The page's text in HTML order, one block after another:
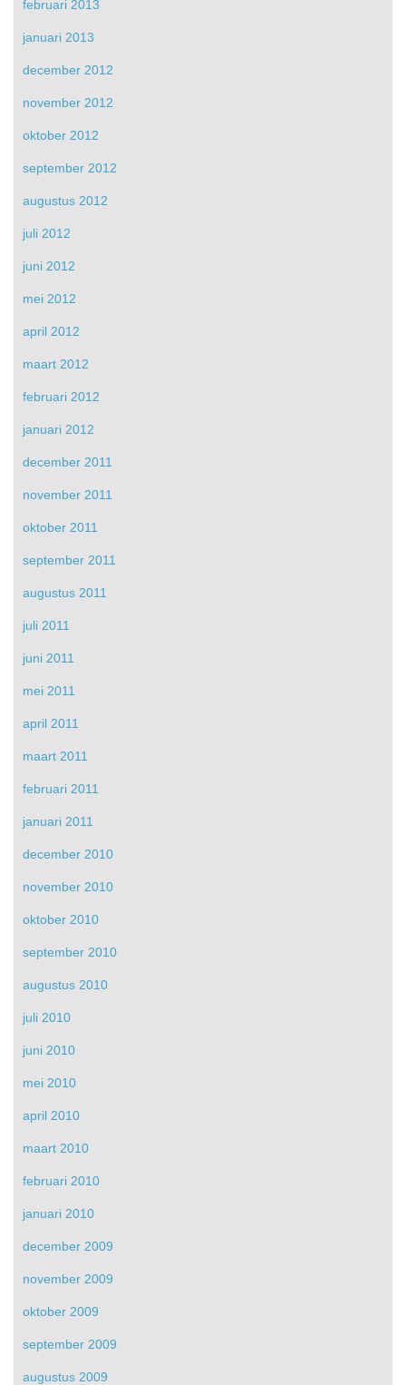
februari 2013
januari 2013
december 2012
november 2012
oktober 2012
september 2012
augustus 2012
juli 2012
juni 2012
mei 2012
april 2012
maart 2012
februari 2012
januari 2012
december 2011
november 2011
oktober 2011
september 2011
augustus 2011
juli 2011
juni 2011
mei 2011
april 2011
maart 2011
februari 2011
januari 2011
december 2010
november 2010
oktober 2010
september 2010
augustus 2010
juli 2010
juni 2010
mei 2010
april 2010
maart 2010
februari 2010
januari 2010
december 2009
november 2009
oktober 2009
september 2009
augustus 2009